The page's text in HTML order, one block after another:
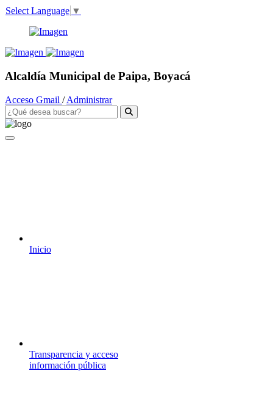
Select Language ▼
Alcaldía Municipal de Paipa, Boyacá
Acceso Gmail /Administrar
Inicio
Transparencia y acceso
información pública